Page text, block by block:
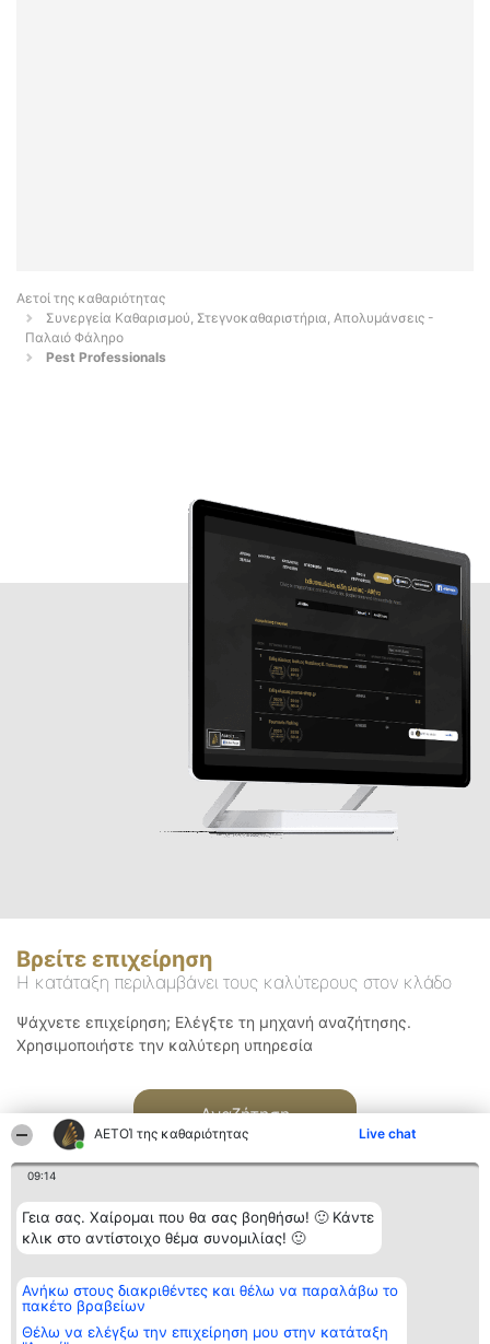
ΑΕΤΟΊ της καθαριότητας Live chat
09:14
Γεια σας. Χαίρομαι που θα σας βοηθήσω! 🙂 Κάντε
κλικ στο αντίστοιχο θέμα συνομιλίας! 🙂
Ανήκω στους διακριθέντες και θέλω να παραλάβω το
πακέτο βραβείων
Θέλω να ελέγξω την επιχείρηση μου στην κατάταξη
Αετοί της καθαριότητας
Συνεργεία Καθαρισμού, Στεγνοκαθαριστήρια, Απολυμάνσεις -
Παλαιό Φάληρο
Pest Professionals
Βρείτε επιχείρηση
Η κατάταξη περιλαμβάνει τους καλύτερους στον κλάδο
Ψάχνετε επιχείρηση; Ελέγξτε τη μηχανή αναζήτησης.
Χρησιμοποιήστε την καλύτερη υπηρεσία
Αναζήτηση
Διοργανωτής της
κατάταξης
BEAUTIFUL COMPANY
ΤΗΛ. ΕΠΙΚΟΙΝΩΝΙΑΣ:
Κατάταξη
Διακριθέντες
των
διακριθέντων
Επικοινωνία
Επικοινωνία